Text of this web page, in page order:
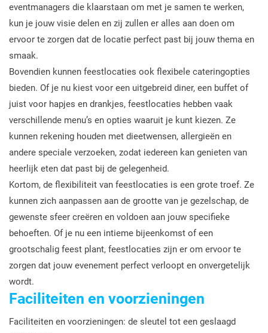
eventmanagers die klaarstaan om met je samen te werken,
kun je jouw visie delen en zij zullen er alles aan doen om
ervoor te zorgen dat de locatie perfect past bij jouw thema en
smaak.
Bovendien kunnen feestlocaties ook flexibele cateringopties
bieden. Of je nu kiest voor een uitgebreid diner, een buffet of
juist voor hapjes en drankjes, feestlocaties hebben vaak
verschillende menu’s en opties waaruit je kunt kiezen. Ze
kunnen rekening houden met dieetwensen, allergieën en
andere speciale verzoeken, zodat iedereen kan genieten van
heerlijk eten dat past bij de gelegenheid.
Kortom, de flexibiliteit van feestlocaties is een grote troef. Ze
kunnen zich aanpassen aan de grootte van je gezelschap, de
gewenste sfeer creëren en voldoen aan jouw specifieke
behoeften. Of je nu een intieme bijeenkomst of een
grootschalig feest plant, feestlocaties zijn er om ervoor te
zorgen dat jouw evenement perfect verloopt en onvergetelijk
wordt.
Faciliteiten en voorzieningen
Faciliteiten en voorzieningen: de sleutel tot een geslaagd